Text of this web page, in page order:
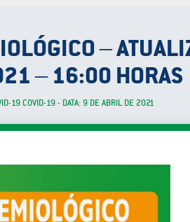
–
– 16:00 HORAS
19 COVID-19 - DATA: 9 DE ABRIL DE 2021